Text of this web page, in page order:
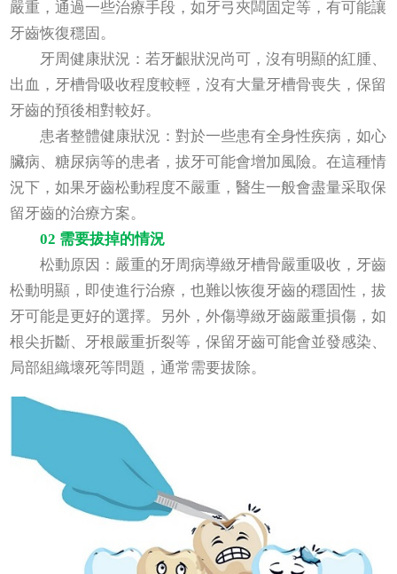
嚴重，通過一些治療手段，如牙弓夾闆固定等，有可能讓
牙齒恢復穩固。
牙周健康狀況：若牙齦狀況尚可，沒有明顯的紅腫、
出血，牙槽骨吸收程度較輕，沒有大量牙槽骨喪失，保留
牙齒的預後相對較好。
患者整體健康狀況：對於一些患有全身性疾病，如心
臟病、糖尿病等的患者，拔牙可能會增加風險。在這種情
況下，如果牙齒松動程度不嚴重，醫生一般會盡量采取保
留牙齒的治療方案。
02 需要拔掉的情況
松動原因：嚴重的牙周病導緻牙槽骨嚴重吸收，牙齒
松動明顯，即使進行治療，也難以恢復牙齒的穩固性，拔
牙可能是更好的選擇。另外，外傷導緻牙齒嚴重損傷，如
根尖折斷、牙根嚴重折裂等，保留牙齒可能會並發感染、
局部組織壞死等問題，通常需要拔除。